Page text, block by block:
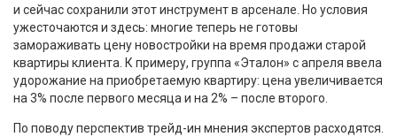
и сейчас сохранили этот инструмент в арсенале. Но условия
ужесточаются и здесь: многие теперь не готовы
замораживать цену новостройки на время продажи старой
квартиры клиента. К примеру, группа «Эталон» с апреля ввела
удорожание на приобретаемую квартиру: цена увеличивается
на 3% после первого месяца и на 2% – после второго.
По поводу перспектив трейд-ин мнения экспертов расходятся.